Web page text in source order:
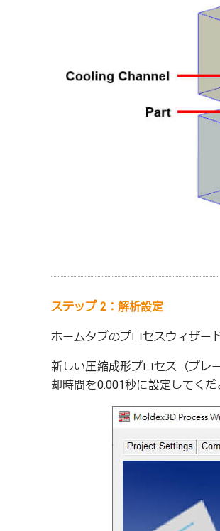
ステップ 2：解析設定
ホームタブのプロセスウィザー
新しい圧縮成形プロセス（プレ
却時間を0.001秒に設定してくだ